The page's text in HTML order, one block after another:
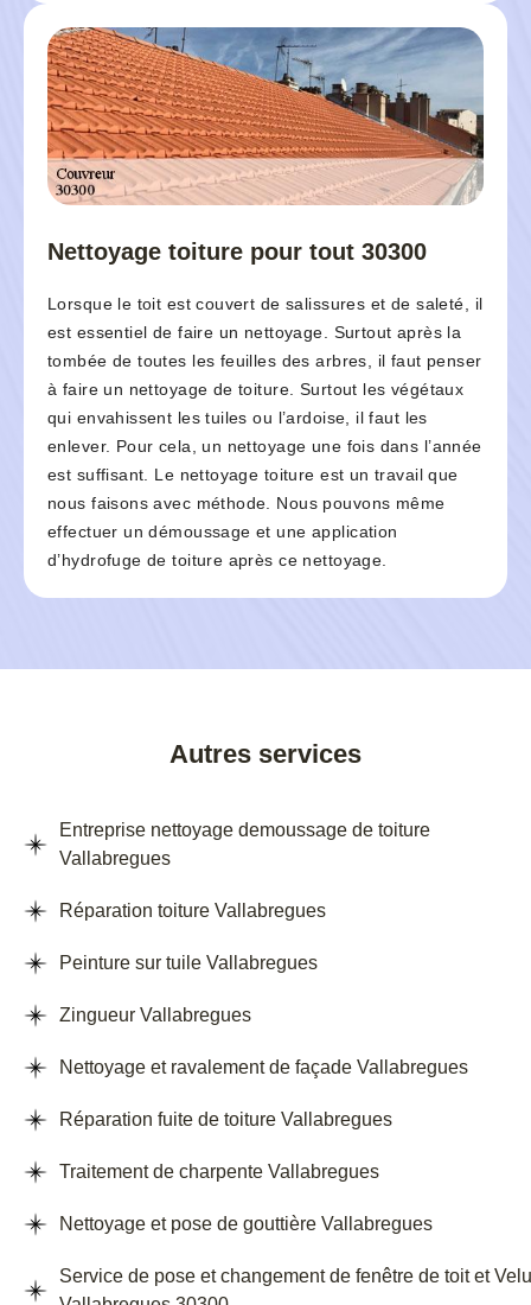
Nettoyage toiture pour tout 30300
Lorsque le toit est couvert de salissures et de saleté, il
est essentiel de faire un nettoyage. Surtout après la
tombée de toutes les feuilles des arbres, il faut penser
à faire un nettoyage de toiture. Surtout les végétaux
qui envahissent les tuiles ou l’ardoise, il faut les
enlever. Pour cela, un nettoyage une fois dans l’année
est suffisant. Le nettoyage toiture est un travail que
nous faisons avec méthode. Nous pouvons même
effectuer un démoussage et une application
d’hydrofuge de toiture après ce nettoyage.
Autres services
Entreprise nettoyage demoussage de toiture
Vallabregues
Réparation toiture Vallabregues
Peinture sur tuile Vallabregues
Zingueur Vallabregues
Nettoyage et ravalement de façade Vallabregues
Réparation fuite de toiture Vallabregues
Traitement de charpente Vallabregues
Nettoyage et pose de gouttière Vallabregues
Service de pose et changement de fenêtre de toit et